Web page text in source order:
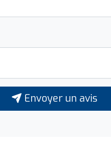
Envoyer un avis